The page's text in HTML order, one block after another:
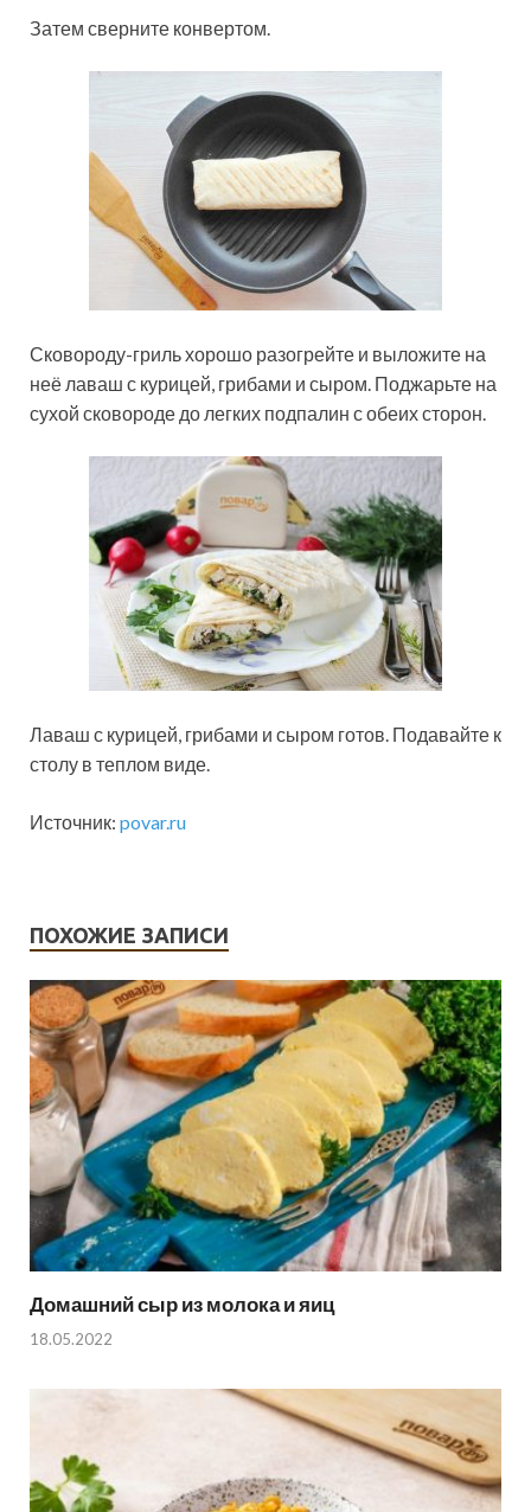
Затем сверните конвертом.
Сковороду-гриль хорошо разогрейте и выложите на
неё лаваш с курицей, грибами и сыром. Поджарьте на
сухой сковороде до легких подпалин с обеих сторон.
Лаваш с курицей, грибами и сыром готов. Подавайте к
столу в теплом виде.
Источник: povar.ru
ПОХОЖИЕ ЗАПИСИ
Домашний сыр из молока и яиц
18.05.2022